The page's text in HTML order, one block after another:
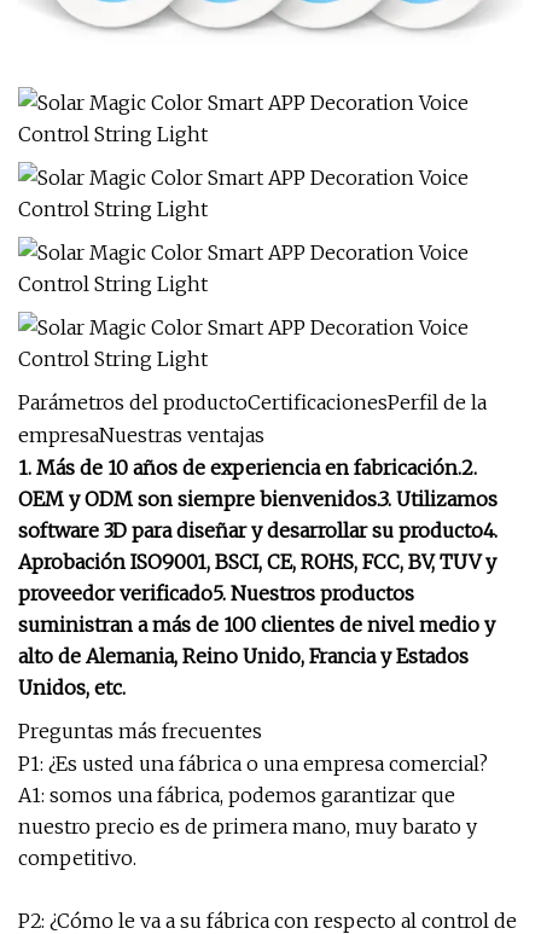
Parámetros del productoCertificacionesPerfil de la
empresaNuestras ventajas
1. Más de 10 años de experiencia en fabricación.2.
OEM y ODM son siempre bienvenidos.3. Utilizamos
software 3D para diseñar y desarrollar su producto4.
Aprobación ISO9001, BSCI, CE, ROHS, FCC, BV, TUV y
proveedor verificado5. Nuestros productos
suministran a más de 100 clientes de nivel medio y
alto de Alemania, Reino Unido, Francia y Estados
Unidos, etc.
Preguntas más frecuentes
P1: ¿Es usted una fábrica o una empresa comercial?
A1: somos una fábrica, podemos garantizar que
nuestro precio es de primera mano, muy barato y
competitivo.
P2: ¿Cómo le va a su fábrica con respecto al control de